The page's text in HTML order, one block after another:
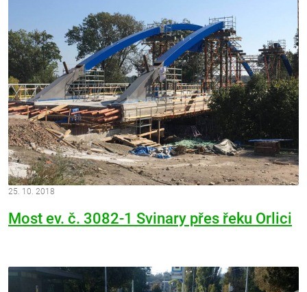
25. 10. 2018
Most ev. č. 3082-1 Svinary přes řeku Orlici